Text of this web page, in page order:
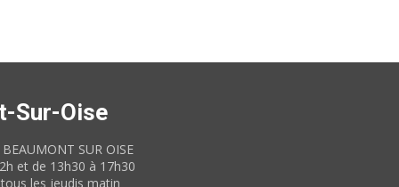
Sur-Oise
SUR OISE
et de 13h30 à 17h30
les jeudis matin